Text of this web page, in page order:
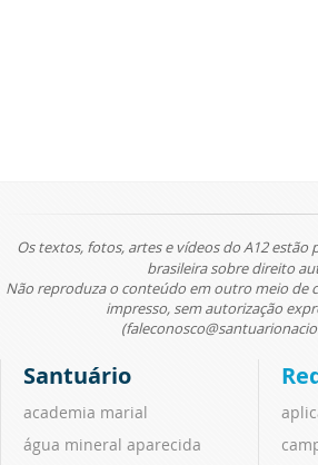
Os textos, fotos, artes e vídeos do A12 estão
brasileira sobre direito
Não reproduza o conteúdo em outro meio de
impresso, sem autorização
Santuário
academia marial
água mineral aparecida